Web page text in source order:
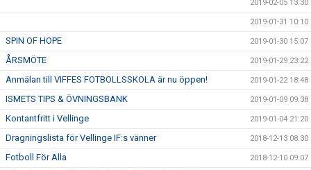
2019-02-05 13:30
2019-01-31 10:10
SPIN OF HOPE 2019-01-30 15:07
ÅRSMÖTE 2019-01-29 23:22
Anmälan till VIFFES FOTBOLLSSKOLA är nu öppen! 2019-01-22 18:48
ISMETS TIPS & ÖVNINGSBANK 2019-01-09 09:38
Kontantfritt i Vellinge 2019-01-04 21:20
Dragningslista för Vellinge IF:s vänner 2018-12-13 08:30
Fotboll För Alla 2018-12-10 09:07